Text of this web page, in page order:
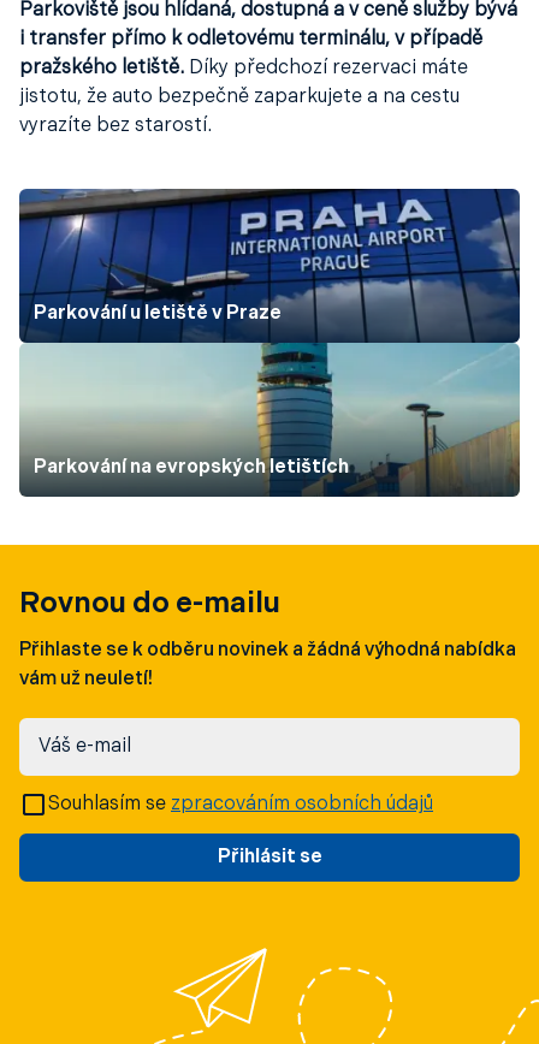
Parkoviště jsou hlídaná, dostupná a v ceně služby bývá
i transfer přímo k odletovému terminálu, v případě
pražského letiště. Díky předchozí rezervaci máte
jistotu, že auto bezpečně zaparkujete a na cestu
vyrazíte bez starostí.
Parkování u letiště v Praze
Parkování na evropských letištích
Rovnou do e-mailu
Přihlaste se k odběru novinek a žádná výhodná nabídka
vám už neuletí!
Váš e-mail
Přihlásit se
Souhlasím se zpracováním osobních údajů